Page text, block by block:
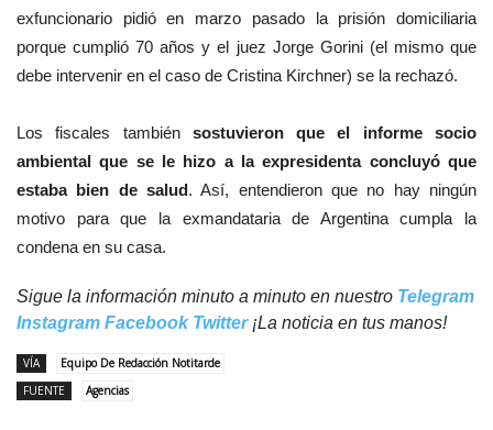
exfuncionario pidió en marzo pasado la prisión domiciliaria
porque cumplió 70 años y el juez Jorge Gorini (el mismo que
debe intervenir en el caso de Cristina Kirchner) se la rechazó.
Los fiscales también sostuvieron que el informe socio
ambiental que se le hizo a la expresidenta concluyó que
estaba bien de salud. Así, entendieron que no hay ningún
motivo para que la exmandataria de Argentina cumpla la
condena en su casa.
Sigue la información minuto a minuto en nuestro Telegram
Instagram Facebook Twitter¡La noticia en tus manos!
VÍA
Equipo De Redacción Notitarde
FUENTE
Agencias